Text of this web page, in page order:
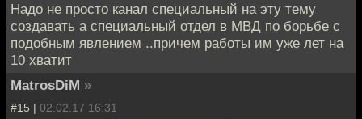
Надо не просто канал специальный на эту тему
создавать а специальный отдел в МВД по борьбе с
подобным явлением ..причем работы им уже лет на
10 хватит
MatrosDiM »
#15 | 02.02.17 16:31